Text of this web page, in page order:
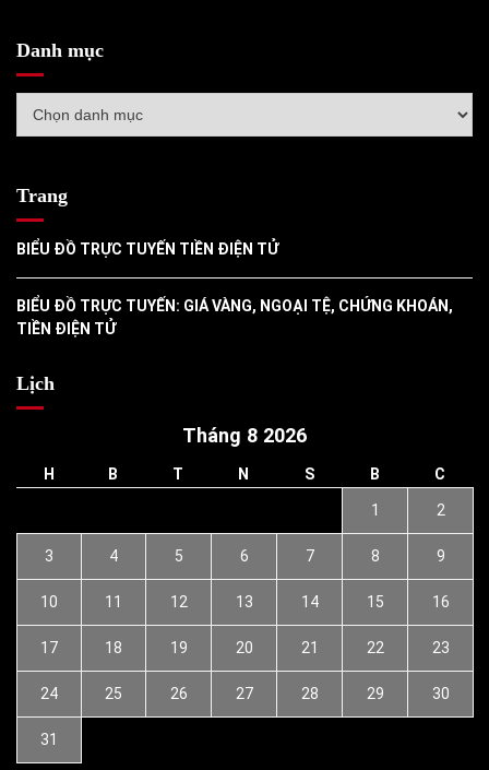
Danh mục
mục
Trang
BIỂU ĐỒ TRỰC TUYẾN TIỀN ĐIỆN TỬ
BIỂU ĐỒ TRỰC TUYẾN: GIÁ VÀNG, NGOẠI TỆ, CHỨNG KHOÁN,
TIỀN ĐIỆN TỬ
Lịch
Tháng 8 2026
H B T N S B C
1 2
3 4 5 6 7 8 9
10 11 12 13 14 15 16
17 18 19 20 21 22 23
24 25 26 27 28 29 30
31